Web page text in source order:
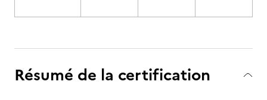
Résumé de la certification